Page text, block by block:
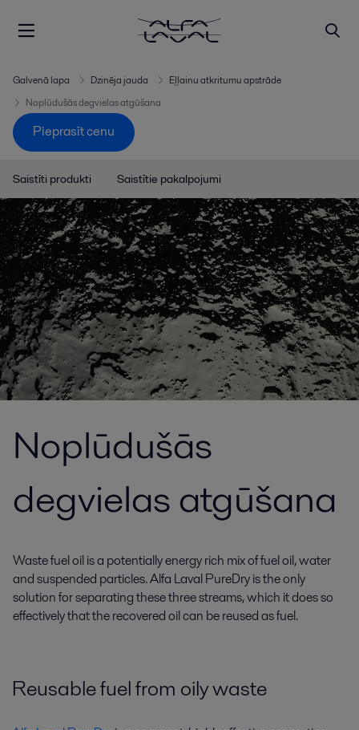
Galvenā lapa Dzinēja jauda
Eļļainu atkritumu apstrāde
Noplūdušās degvielas atgūšana
Pieprasīt cenu
Saistīti produkti Saistītie pakalpojumi
Noplūdušās
degvielas atgūšana
Waste fuel oil is a potentially energy rich mix of fuel oil, water
and suspended particles. Alfa Laval PureDry is the only
solution for separating these three streams, which it does so
effectively that the recovered oil can be reused as fuel.
Reusable fuel from oily waste